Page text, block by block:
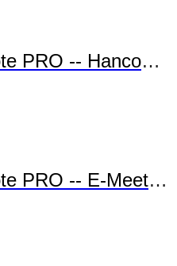
PRO -- Hancom
PRO -- E-Meeting